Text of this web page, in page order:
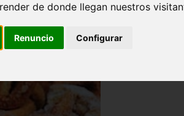
de donde llegan nuestros
Renuncio Configurar
anís
de anís de la abuela. Simplemente